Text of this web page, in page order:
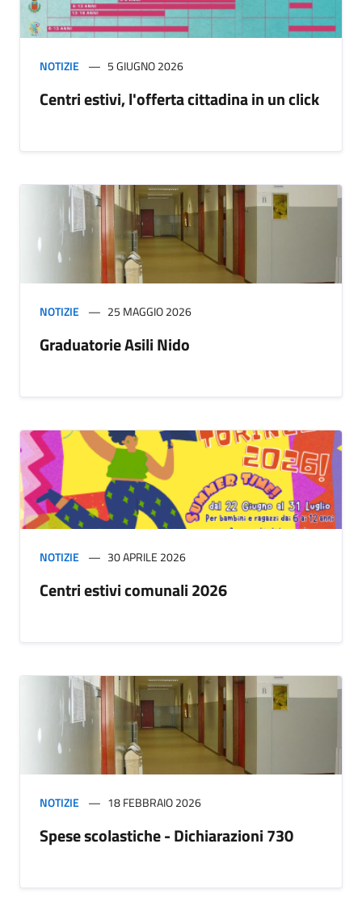
NOTIZIE 5 GIUGNO 2026
Centri estivi, l'offerta cittadina in un click
NOTIZIE 25 MAGGIO 2026
Graduatorie Asili Nido
NOTIZIE 30 APRILE 2026
Centri estivi comunali 2026
NOTIZIE 18 FEBBRAIO 2026
Spese scolastiche - Dichiarazioni 730